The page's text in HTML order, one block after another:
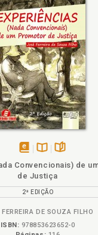
em
na
B.V.
Convencionais) de
de Justiça
2ª EDIÇÃO
DE SOUZA FILHO
ISBN: 978853623652-0